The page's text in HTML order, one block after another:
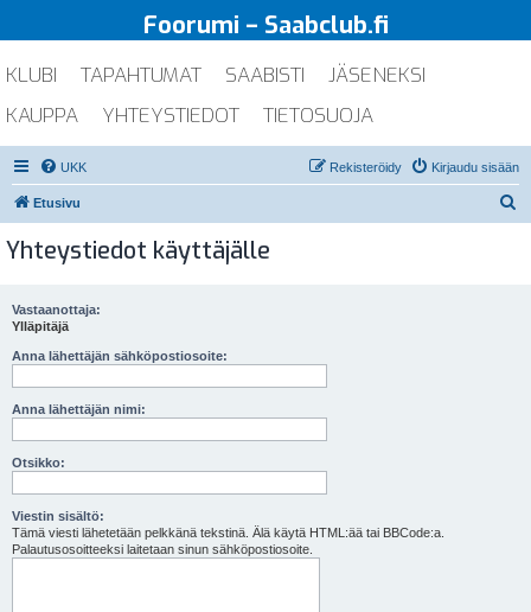
Foorumi – Saabclub.fi
KLUBI TAPAHTUMAT SAABISTI
JÄSENEKSI
KAUPPA
YHTEYSTIEDOT TIETOSUOJA
UKK Kirjaudu sisään
Rekisteröidy
Etusivu
Yhteystiedot käyttäjälle
Vastaanottaja:
Ylläpitäjä
Anna lähettäjän sähköpostiosoite:
Anna lähettäjän nimi:
Otsikko:
Viestin sisältö:
Tämä viesti lähetetään pelkkänä tekstinä. Älä käytä HTML:ää tai BBCode:a.
Palautusosoitteeksi laitetaan sinun sähköpostiosoite.